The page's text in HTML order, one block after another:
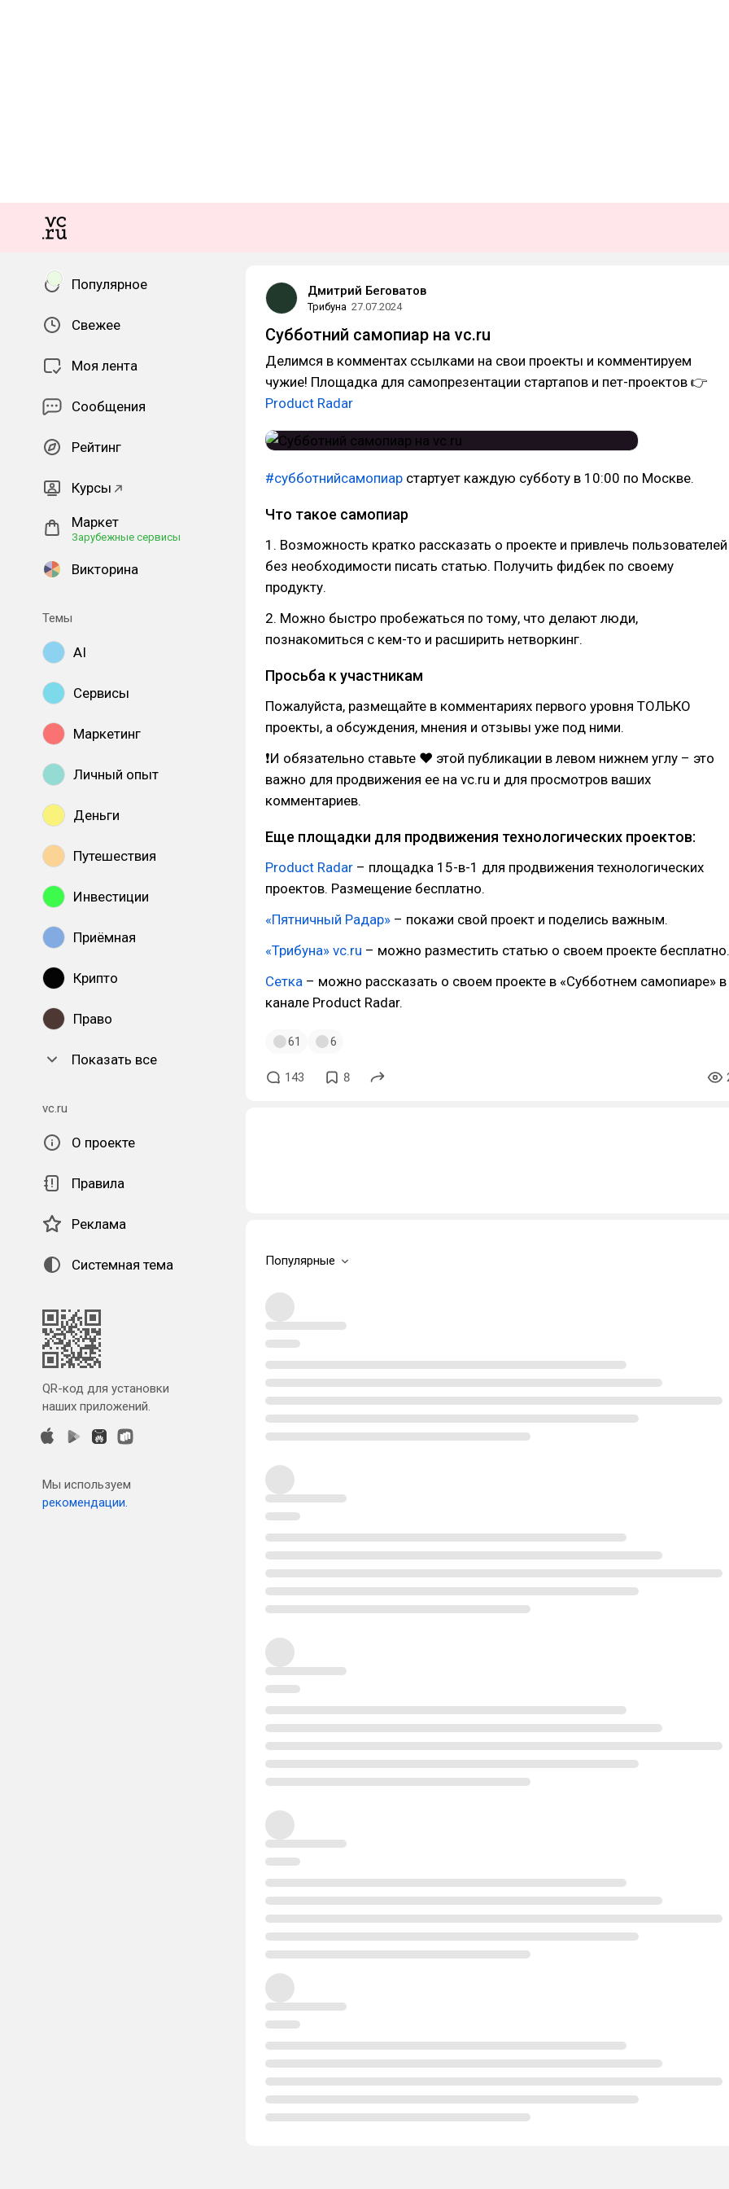
Популярное
Свежее
Моя лента
Сообщения
Рейтинг
Курсы
Маркет
Зарубежные сервисы
Викторина
Темы
AI
Сервисы
Маркетинг
Личный опыт
Деньги
Путешествия
Инвестиции
Приёмная
Крипто
Право
Показать все
vc.ru
О проекте
Правила
Реклама
Системная тема
QR-код для установки
наших приложений.
Мы используем
рекомендации.
Дмитрий Беговатов
Трибуна 27.07.2024
Субботний самопиар на vc.ru
Делимся в комментах ссылками на свои проекты и комментируем
чужие! Площадка для самопрезентации стартапов и пет-проектов 👉
Product Radar
#субботнийсамопиар стартует каждую субботу в 10:00 по Москве.
Что такое самопиар
1. Возможность кратко рассказать о проекте и привлечь пользователей
без необходимости писать статью. Получить фидбек по своему
продукту.
2. Можно быстро пробежаться по тому, что делают люди,
познакомиться с кем-то и расширить нетворкинг.
Просьба к участникам
Пожалуйста, размещайте в комментариях первого уровня ТОЛЬКО
проекты, а обсуждения, мнения и отзывы уже под ними.
❗И обязательно ставьте ❤ этой публикации в левом нижнем углу – это
важно для продвижения ее на vc.ru и для просмотров ваших
комментариев.
Еще площадки для продвижения технологических проектов:
Product Radar – площадка 15-в-1 для продвижения технологических
проектов. Размещение бесплатно.
«Пятничный Радар» – покажи свой проект и поделись важным.
«Трибуна» vc.ru – можно разместить статью о своем проекте бесплатно.
Сетка – можно рассказать о своем проекте в «Субботнем самопиаре» в
канале Product Radar.
61 6
143 8
Популярные